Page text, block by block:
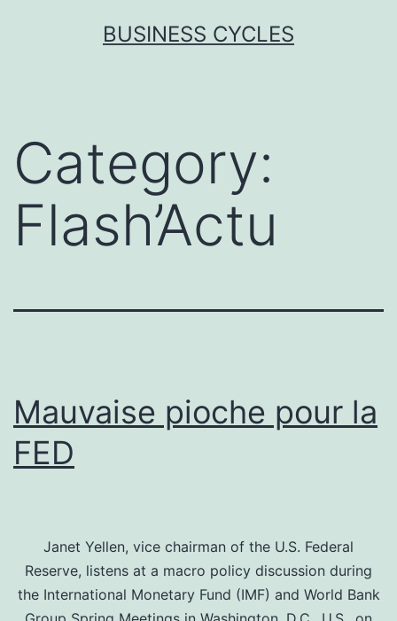
BUSINESS CYCLES
Category:
Flash’Actu
Mauvaise pioche pour la
FED
Janet Yellen, vice chairman of the U.S. Federal
Reserve, listens at a macro policy discussion during
the International Monetary Fund (IMF) and World Bank